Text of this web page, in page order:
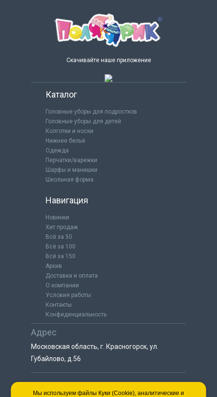
Скачивайте наше приложение
Каталог
Головные уборы для подростков
Головные уборы для детей
Колготки и носки
Нижнее бельё
Одежда
Перчатки/варежки
Шарфы и манишки
Школьная форма
Навигация
Новинки
Хит продаж
Всё за 50
Всё за 100
Всё за 150
Архив
Доставка и оплата
О компании
Условия работы
Контакты
Конфиденциальность
Адрес
Московская область, г. Красногорск, ул.
Губайлово, д.56
8 (925) 064-55-25
Мы используем файлы Куки (Cookie), аналитические и